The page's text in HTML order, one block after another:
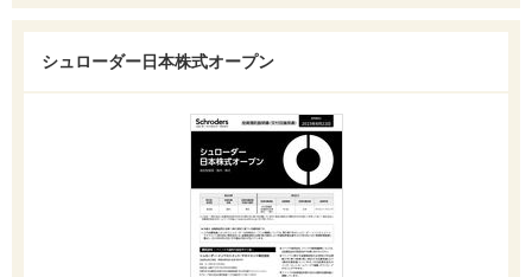
シュローダー日本株式オープン